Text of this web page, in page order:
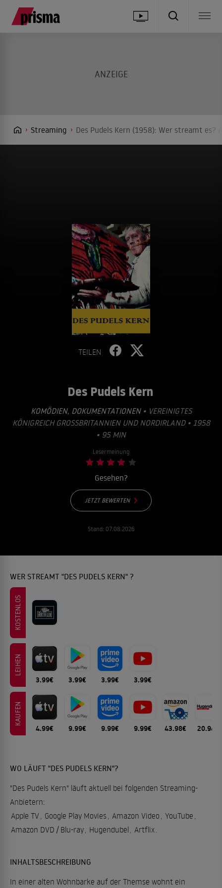
Streaming Des Pudels Kern (1958): Wer streamt es?
TEILEN
Des Pudels Kern
KOMÖDIEN, DOKUMENTATIONEN• VEREINIGTES
KÖNIGREICH GROSSBRITANNIEN UND NORDIRLAND • 1958
• 95 MIN
Lesermeinung
Gesehen?
JETZT BEWERTEN
Stand: 07.08.2026
WER STREAMT "DES PUDELS KERN" ?
KOSTENLOS
LEIHEN
3.99€ 3.99€ 3.99€ 3.99€
KAUFEN
4.99€ 9.99€ 9.99€ 9.99€ 43.98€ 20.94€
WO LÄUFT "DES PUDELS KERN"?
"Des Pudels Kern" läuft aktuell bei folgenden Streaming-
Anbietern:
Apple TV Google Play Movies Amazon Video YouTube
Amazon DVD / Blu-ray Hugendubel Artflix
INHALTSBESCHREIBUNG
In einer alten Wohnbarke auf der Themse wohnt ein